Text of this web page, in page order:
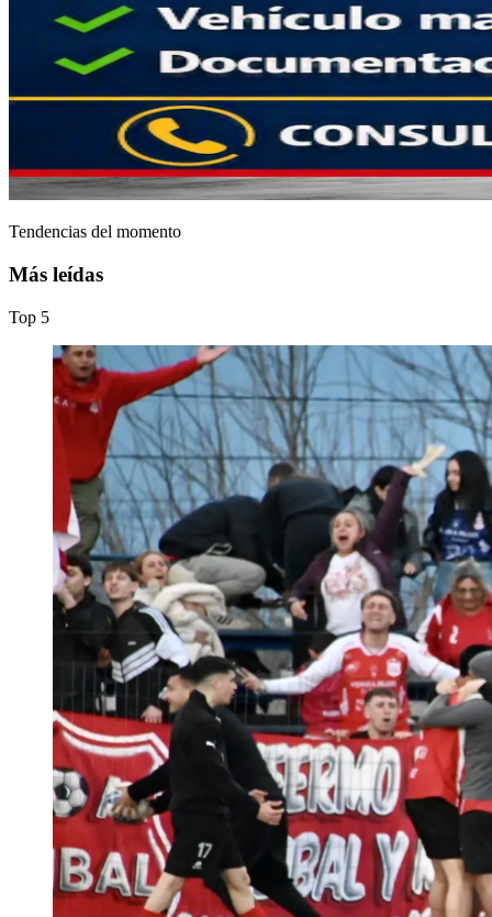
Tendencias del momento
Más leídas
Top 5